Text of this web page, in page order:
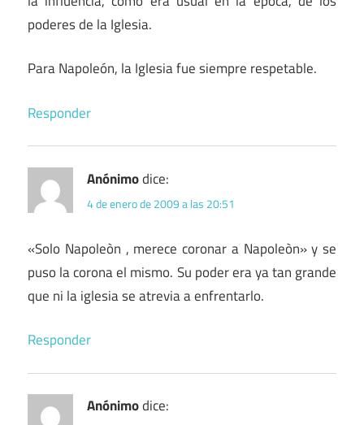
poderes de la Iglesia.
Para Napoleón, la Iglesia fue siempre respetable.
Responder
Anónimodice:
4 de enero de 2009 a las 20:51
«Solo Napoleòn , merece coronar a Napoleòn» y se
puso la corona el mismo. Su poder era ya tan grande
que ni la iglesia se atrevia a enfrentarlo.
Responder
Anónimodice: